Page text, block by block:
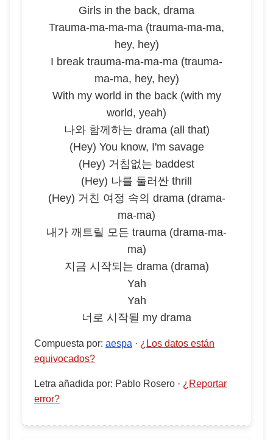
Girls in the back, drama
Trauma-ma-ma-ma (trauma-ma-ma,
hey, hey)
I break trauma-ma-ma-ma (trauma-
ma-ma, hey, hey)
With my world in the back (with my
world, yeah)
나와 함께하는 drama (all that)
(Hey) You know, I'm savage
(Hey) 거침없는 baddest
(Hey) 나를 둘러싼 thrill
(Hey) 거친 여정 속의 drama (drama-
ma-ma)
내가 깨트릴 모든 trauma (drama-ma-
ma)
지금 시작되는 drama (drama)
Yah
Yah
너로 시작될 my drama
Compuesta por: aespa · ¿Los datos están
equivocados?
Letra añadida por: Pablo Rosero · ¿Reportar
error?